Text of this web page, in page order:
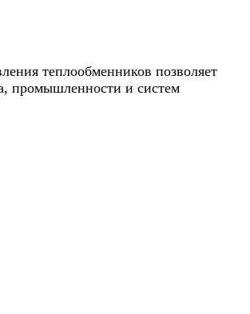
теплообменников позволяет
промышленности и систем